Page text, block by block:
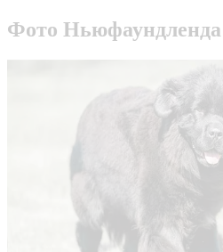
Фото Ньюфаундленда